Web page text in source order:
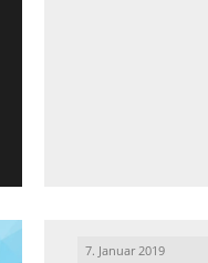
7. Januar 2019